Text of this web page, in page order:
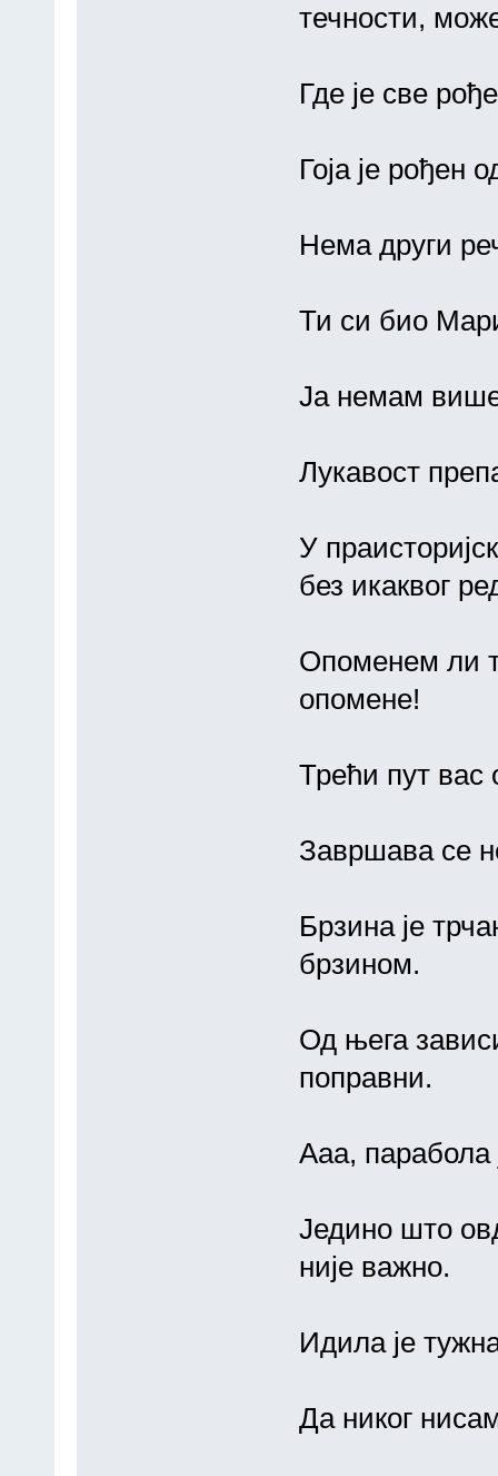
течности,
Где је све
Гоја је рођен
Нема други
Ти си био
Ја немам више
Лукавост
У
без икаквог
Опоменем ли
опомене!
Трећи пут
Завршава се
Брзина је
брзином.
Од њега
поправни.
Ааа,
Једино што
није важно.
Идила је
Да никог